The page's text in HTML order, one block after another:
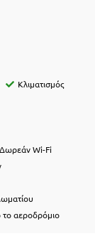
Κλιματισμός
Δωρεάν Wi-Fi
αεροδρόμιο